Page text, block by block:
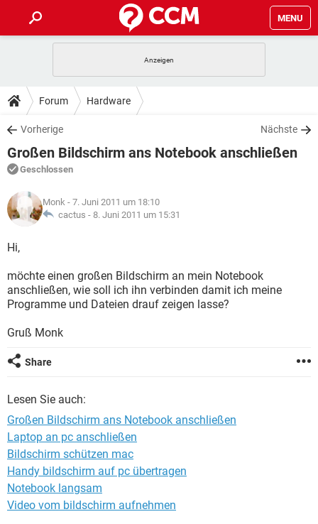
MENU
ANDROID
WINDOWS 10
WHATSAPP TIKTOK
FACEBOOK
TIPPS & TRICKS
SPIELE
WINDOWS 10
WHATSAPP
FACEBOOK HARDWARE
DOWNLOADS
SPIELE STREAMING
ANDROID
WINDOWS 10
WHATSAPP
FACEBOOK
FORUM
SPIELE
ANDROID IOS
FACEBOOK HARDWARE
LEXIKON
SPIELE
ANDROID
WINDOWS 10 INSTAGRAM
TIKTOK
Forum Hardware
Vorherige Nächste
Großen Bildschirm ans Notebook anschließen
Geschlossen
Monk - 7. Juni 2011 um 18:10
cactus - 8. Juni 2011 um 15:31
Hi,
möchte einen großen Bildschirm an mein Notebook
anschließen, wie soll ich ihn verbinden damit ich meine
Programme und Dateien drauf zeigen lasse?
Gruß Monk
Share
Lesen Sie auch:
Großen Bildschirm ans Notebook anschließen
Laptop an pc anschließen
Bildschirm schützen mac
Handy bildschirm auf pc übertragen
Notebook langsam
Video vom bildschirm aufnehmen